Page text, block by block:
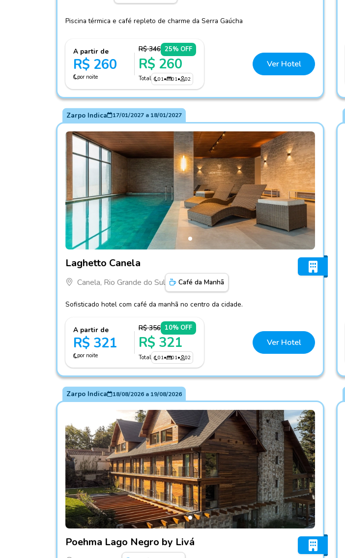
Piscina térmica e café repleto de charme da Serra Gaúcha
A partir de
R$ 260
por noite
R$ 346 25% OFF
R$ 260
Total 01• 01• 02
Ver Hotel
Zarpo Indica 17/01/2027a 18/01/2027
Laghetto Canela
Canela, Rio Grande do Sul Café da Manhã
Sofisticado hotel com café da manhã no centro da cidade.
A partir de
R$ 321
por noite
R$ 356 10% OFF
R$ 321
Total 01• 01• 02
Ver Hotel
Zarpo Indica 18/08/2026a 19/08/2026
Poehma Lago Negro by Livá